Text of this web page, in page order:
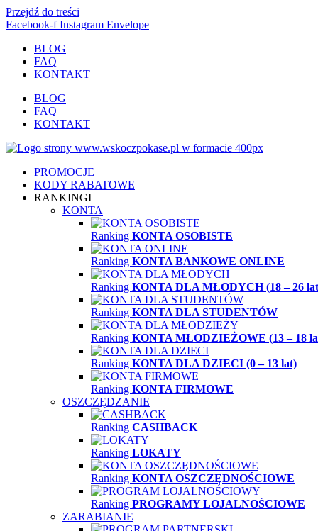
Przejdź do treści
Facebook-f Instagram Envelope
BLOG
FAQ
KONTAKT
BLOG
FAQ
KONTAKT
PROMOCJE
KODY RABATOWE
RANKINGI
KONTA
Ranking KONTA OSOBISTE
Ranking KONTA BANKOWE ONLINE
Ranking KONTA DLA MŁODYCH (18 – 26
Ranking KONTA DLA STUDENTÓW
Ranking KONTA MŁODZIEŻOWE (13 – 18
Ranking KONTA DLA DZIECI (0 – 13 lat)
Ranking KONTA FIRMOWE
OSZCZĘDZANIE
Ranking CASHBACK
Ranking LOKATY
Ranking KONTA OSZCZĘDNOŚCIOWE
Ranking PROGRAMY LOJALNOŚCIOWE
ZARABIANIE